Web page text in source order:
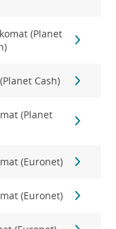
(Planet
Cash)
(Planet
(Euronet)
(Euronet)